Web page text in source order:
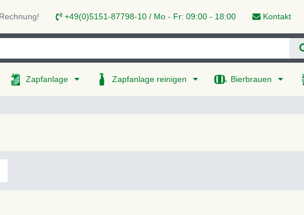
+49(0)5151-87798-10 / Mo - Fr: 09:00 - 18:00 Kontakt
Zapfanlage Zapfanlage reinigen Bierbrauen